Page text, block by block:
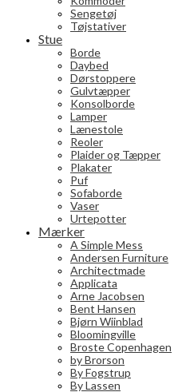
Sengetøj
Tøjstativer
Stue
Borde
Daybed
Dørstoppere
Gulvtæpper
Konsolborde
Lamper
Lænestole
Reoler
Plaider og Tæpper
Plakater
Puf
Sofaborde
Vaser
Urtepotter
Mærker
A Simple Mess
Andersen Furniture
Architectmade
Applicata
Arne Jacobsen
Bent Hansen
Bjørn Wiinblad
Bloomingville
Broste Copenhagen
by Brorson
By Fogstrup
By Lassen